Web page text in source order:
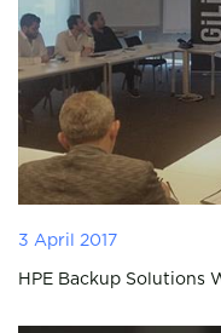
3 April 2017
HPE Backup Solutions